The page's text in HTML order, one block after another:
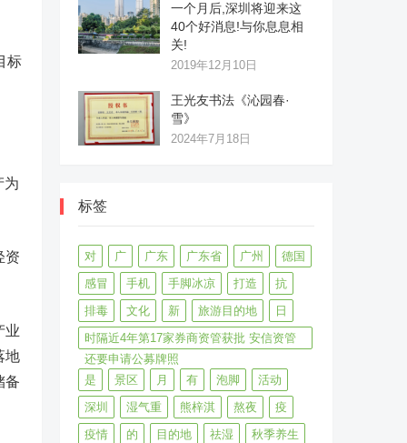
标
为
资
业
地
备
一个月后,深圳将迎来这
40个好消息!与你息息相
关!
2019年12月10日
王光友书法《沁园春·
雪》
2024年7月18日
标签
对 广 广东 广东省 广州
德国
感冒
手机 手脚冰凉 打造
抗
排毒
文化 新 旅游目的地
日
时隔近4年第17家券商资管获批 安信资管
还要申请公募牌照
是
景区 月 有 泡脚
活动
深圳
湿气重 熊梓淇 熬夜
疫
疫情
的 目的地 祛湿
秋季养生